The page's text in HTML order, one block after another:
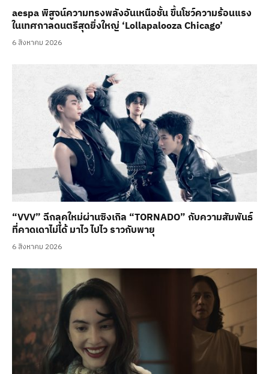
aespa พิสูจน์ความทรงพลังอันเหนือชั้น ขึ้นโชว์ความร้อนแรง
ในเทศกาลดนตรีสุดยิ่งใหญ่ ‘Lollapalooza Chicago’
6 สิงหาคม 2026
“VVV” ฉีกลุคใหม่ผ่านซิงเกิล “TORNADO” กับความสัมพันธ์
ที่คาดเดาไม่ได้ มาไว ไปไว ราวกับพายุ
6 สิงหาคม 2026